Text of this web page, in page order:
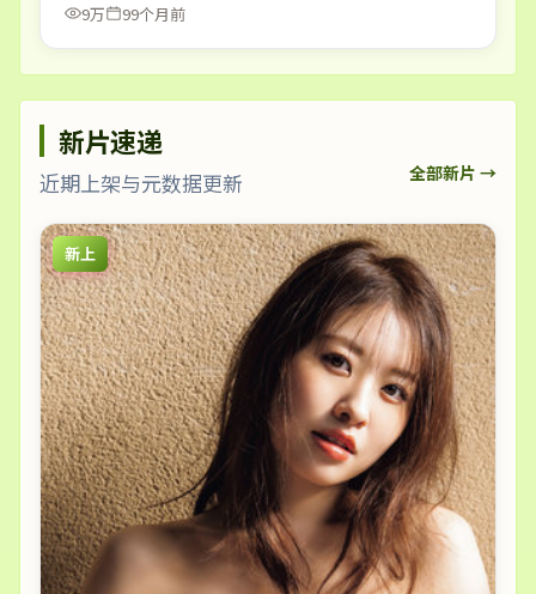
9万
99个月前
新片速递
近期上架与元数据更新 全部新片 →
新上